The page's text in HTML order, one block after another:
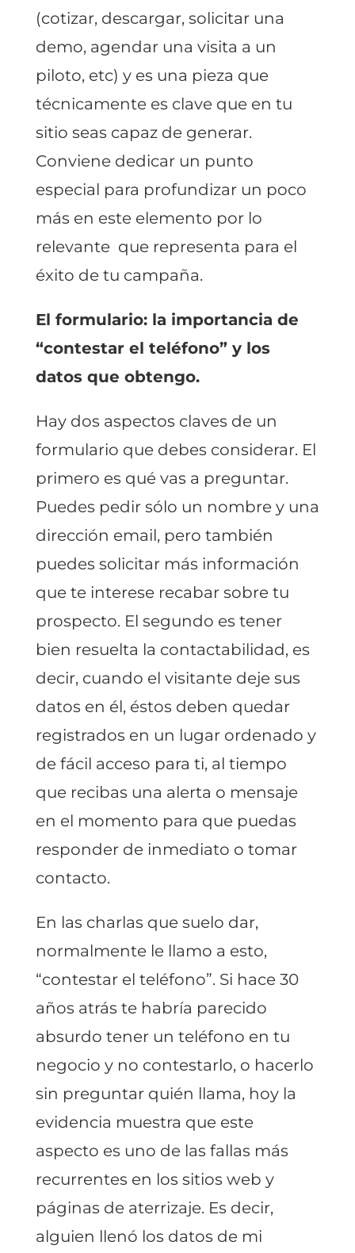
(cotizar, descargar, solicitar una
demo, agendar una visita a un
piloto, etc) y es una pieza que
técnicamente es clave que en tu
sitio seas capaz de generar.
Conviene dedicar un punto
especial para profundizar un poco
más en este elemento por lo
relevante que representa para el
éxito de tu campaña.
El formulario: la importancia de
“contestar el teléfono” y los
datos que obtengo.
Hay dos aspectos claves de un
formulario que debes considerar. El
primero es qué vas a preguntar.
Puedes pedir sólo un nombre y una
dirección email, pero también
puedes solicitar más información
que te interese recabar sobre tu
prospecto. El segundo es tener
bien resuelta la contactabilidad, es
decir, cuando el visitante deje sus
datos en él, éstos deben quedar
registrados en un lugar ordenado y
de fácil acceso para ti, al tiempo
que recibas una alerta o mensaje
en el momento para que puedas
responder de inmediato o tomar
contacto.
En las charlas que suelo dar,
normalmente le llamo a esto,
“contestar el teléfono”. Si hace 30
años atrás te habría parecido
absurdo tener un teléfono en tu
negocio y no contestarlo, o hacerlo
sin preguntar quién llama, hoy la
evidencia muestra que este
aspecto es uno de las fallas más
recurrentes en los sitios web y
páginas de aterrizaje. Es decir,
alguien llenó los datos de mi